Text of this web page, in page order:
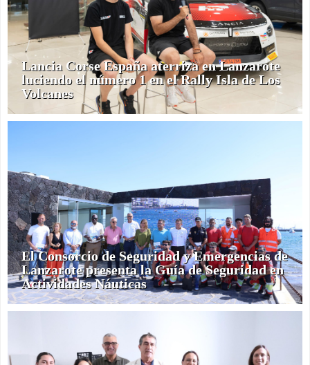
Lancia Corse España aterriza en Lanzarote
luciendo el número 1 en el Rally Isla de Los
Volcanes
El Consorcio de Seguridad y Emergencias de
Lanzarote presenta la Guía de Seguridad en
Actividades Náuticas